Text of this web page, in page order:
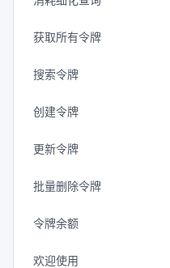
获取所有令牌
搜索令牌
创建令牌
更新令牌
批量删除令牌
令牌余额
欢迎使用